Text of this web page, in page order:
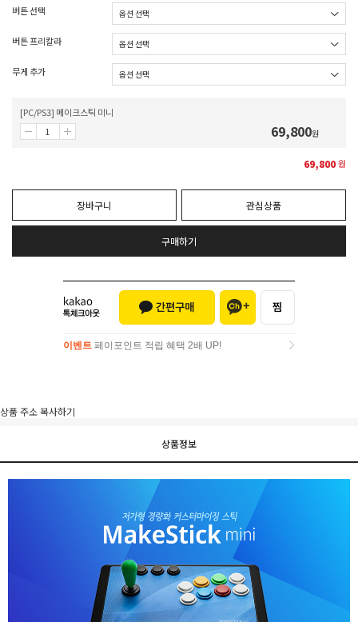
버튼 선택
버튼 프리칼라
무게 추가
[PC/PS3] 메이크스틱 미니
69,800원
69,800원
장바구니 관심상품
구매하기
이벤트 페이포인트 적립 혜택 2배 UP!
상품 주소 복사하기
상품정보